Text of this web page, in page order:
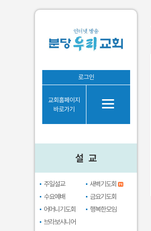
로그인
교회홈페이지
바로가기
설 교
주일설교
새벽기도회
수요예배
금요기도회
어머니기도회
행복한모임
브라보시니어